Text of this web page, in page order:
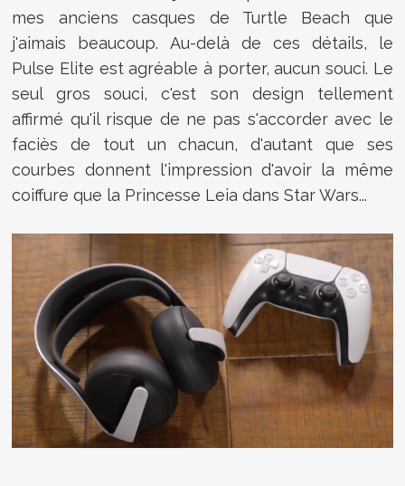
mes anciens casques de Turtle Beach que
j'aimais beaucoup. Au-delà de ces détails, le
Pulse Elite est agréable à porter, aucun souci. Le
seul gros souci, c'est son design tellement
affirmé qu'il risque de ne pas s'accorder avec le
faciès de tout un chacun, d'autant que ses
courbes donnent l'impression d'avoir la même
coiffure que la Princesse Leia dans Star Wars...